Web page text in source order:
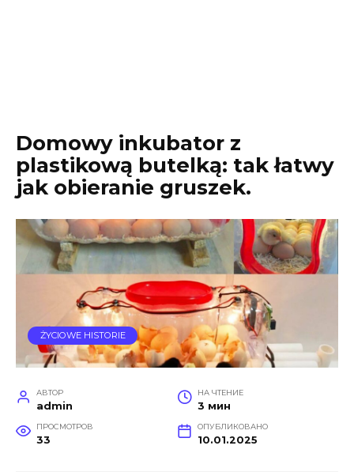
Domowy inkubator z
plastikową butelką: tak łatwy
jak obieranie gruszek.
ŻYCIOWE HISTORIE
АВТОР
admin
НА ЧТЕНИЕ
3 мин
ПРОСМОТРОВ
33
ОПУБЛИКОВАНО
10.01.2025